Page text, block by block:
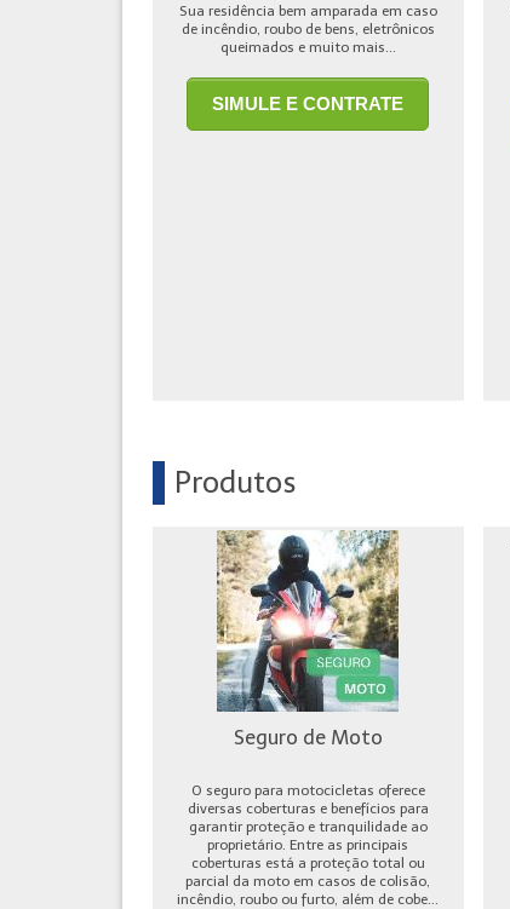
Sua residência bem amparada em caso
de incêndio, roubo de bens, eletrônicos
queimados e muito mais...
SIMULE E CONTRATE
Produtos
Seguro de Moto
O seguro para motocicletas oferece
diversas coberturas e benefícios para
garantir proteção e tranquilidade ao
proprietário. Entre as principais
coberturas está a proteção total ou
parcial da moto em casos de colisão,
incêndio, roubo ou furto, além de cobe...